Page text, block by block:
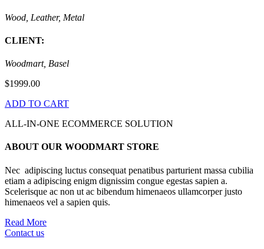
Wood, Leather, Metal
CLIENT:
Woodmart, Basel
$1999.00
ADD TO CART
ALL-IN-ONE ECOMMERCE SOLUTION
ABOUT OUR WOODMART STORE
Nec adipiscing luctus consequat penatibus parturient massa cubilia
etiam a adipiscing enigm dignissim congue egestas sapien a.
Scelerisque ac non ut ac bibendum himenaeos ullamcorper justo
himenaeos vel a sapien quis.
Read More
Contact us